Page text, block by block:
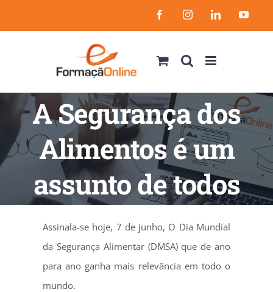
to
FacebookInstagramLinkedIn
A Segurança dos
Alimentos é um
assunto de todos
Assinala-se hoje, 7 de junho, O Dia Mundial
da Segurança Alimentar (DMSA) que de ano
para ano ganha mais relevância em todo o
mundo.